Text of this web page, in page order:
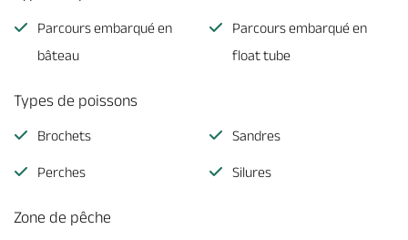
Parcours embarqué en
bâteau
Parcours embarqué en
float tube
Types de poissons
Brochets Sandres
Perches Silures
Zone de pêche